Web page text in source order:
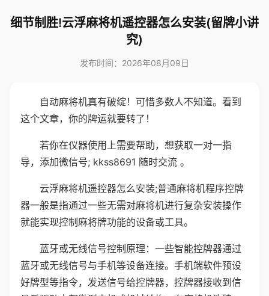
细节制胜!云浮麻将机遥控器怎么安装(留牌小讲
究)
发布时间：2026年08月09日
自动麻将机真有破绽！可惜多数人不知道。看到
这个文章，你的牌运就要转了！
若你在仪器使用上需要帮助，想获取一对一指
导，添加微信号; kkss8691 随时交流 。
云浮麻将机遥控器怎么安装;普通麻将机程序控牌
器一般是指通过一些无需对麻将机进行复杂安装操作
就能实现控制麻将牌功能的设备或工具。
蓝牙或无线信号控制原理：一些智能控牌器通过
蓝牙或无线信号与手机等设备连接。手机端软件预设
好牌型等指令，发送信号给控牌器，控牌器接收到信